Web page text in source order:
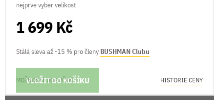
nejprve vyber velikost
1 699 Kč
Stálá sleva až -15 % pro členy BUSHMAN Clubu
VLOŽIT DO KOŠÍKU
MOŽNOSTI DORUČENÍ HISTORIE CENY